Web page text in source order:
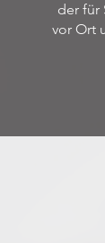
der für
vor Ort